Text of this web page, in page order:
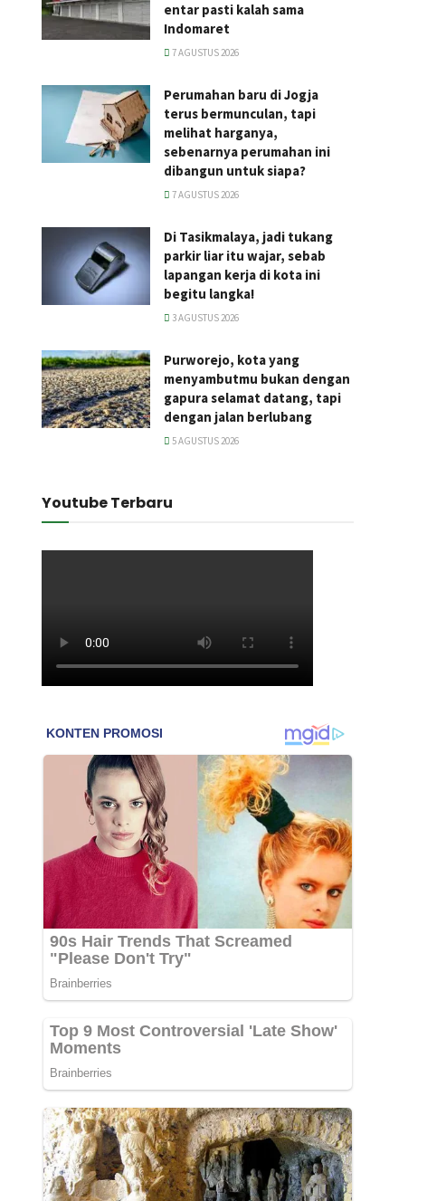
entar pasti kalah sama
Indomaret
7 AGUSTUS 2026
Perumahan baru di Jogja
terus bermunculan, tapi
melihat harganya,
sebenarnya perumahan ini
dibangun untuk siapa?
7 AGUSTUS 2026
Di Tasikmalaya, jadi tukang
parkir liar itu wajar, sebab
lapangan kerja di kota ini
begitu langka!
3 AGUSTUS 2026
Purworejo, kota yang
menyambutmu bukan dengan
gapura selamat datang, tapi
dengan jalan berlubang
5 AGUSTUS 2026
Youtube Terbaru